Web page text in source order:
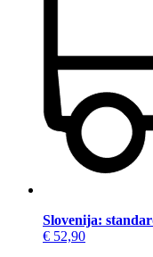
Slovenija:
€ 52,90